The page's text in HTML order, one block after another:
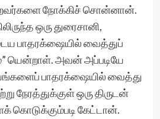
நோக்கிச் சொன்னான்.
ஒரு துரைசானி,
பாதரக்ஷையில் வைத்துப்
யென்றாள். அவன் அப்படியே
பாதரக்ஷையில் வைத்து
நேரத்துக்குள் ஒரு திருடன்
கொடுக்கும்படி கேட்டான்.